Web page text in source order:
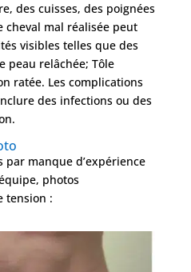
des cuisses, des poignées
cheval mal réalisée peut
visibles telles que des
peau relâchée; Tôle
ratée. Les complications
des infections ou des
par manque d’expérience
photos
tension :